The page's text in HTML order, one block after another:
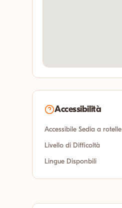
Accessibilità
Accessibile Sedia a rotelle
Livello di Difficoltà
Lingue Disponbili